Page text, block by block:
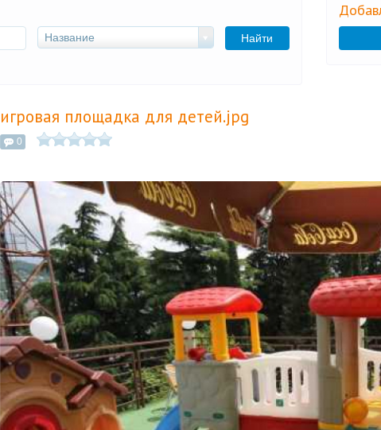
Название Найти
игровая площадка для детей.jpg
0